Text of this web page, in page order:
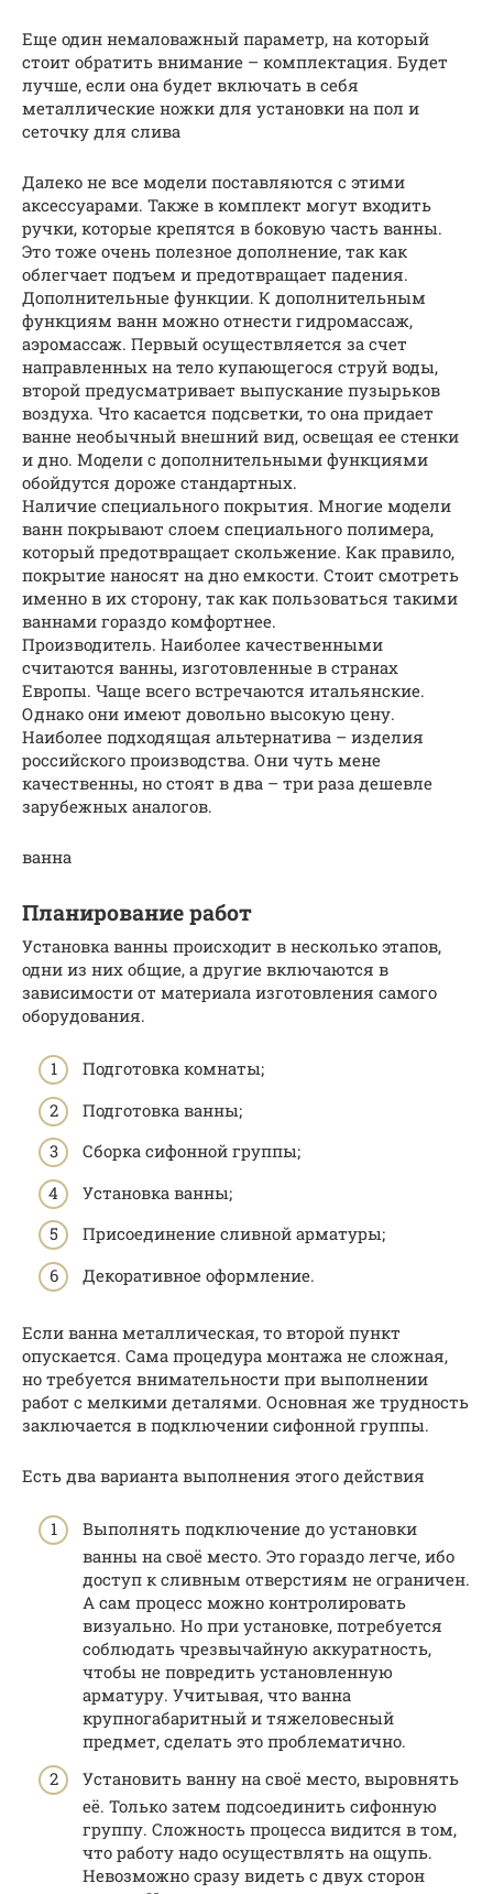
Еще один немаловажный параметр, на который
стоит обратить внимание – комплектация. Будет
лучше, если она будет включать в себя
металлические ножки для установки на пол и
сеточку для слива
Далеко не все модели поставляются с этими
аксессуарами. Также в комплект могут входить
ручки, которые крепятся в боковую часть ванны.
Это тоже очень полезное дополнение, так как
облегчает подъем и предотвращает падения.
Дополнительные функции. К дополнительным
функциям ванн можно отнести гидромассаж,
аэромассаж. Первый осуществляется за счет
направленных на тело купающегося струй воды,
второй предусматривает выпускание пузырьков
воздуха. Что касается подсветки, то она придает
ванне необычный внешний вид, освещая ее стенки
и дно. Модели с дополнительными функциями
обойдутся дороже стандартных.
Наличие специального покрытия. Многие модели
ванн покрывают слоем специального полимера,
который предотвращает скольжение. Как правило,
покрытие наносят на дно емкости. Стоит смотреть
именно в их сторону, так как пользоваться такими
ваннами гораздо комфортнее.
Производитель. Наиболее качественными
считаются ванны, изготовленные в странах
Европы. Чаще всего встречаются итальянские.
Однако они имеют довольно высокую цену.
Наиболее подходящая альтернатива – изделия
российского производства. Они чуть мене
качественны, но стоят в два – три раза дешевле
зарубежных аналогов.
ванна
Планирование работ
Установка ванны происходит в несколько этапов,
одни из них общие, а другие включаются в
зависимости от материала изготовления самого
оборудования.
Подготовка комнаты;
Подготовка ванны;
Сборка сифонной группы;
Установка ванны;
Присоединение сливной арматуры;
Декоративное оформление.
Если ванна металлическая, то второй пункт
опускается. Сама процедура монтажа не сложная,
но требуется внимательности при выполнении
работ с мелкими деталями. Основная же трудность
заключается в подключении сифонной группы.
Есть два варианта выполнения этого действия
Выполнять подключение до установки
ванны на своё место. Это гораздо легче, ибо
доступ к сливным отверстиям не ограничен.
А сам процесс можно контролировать
визуально. Но при установке, потребуется
соблюдать чрезвычайную аккуратность,
чтобы не повредить установленную
арматуру. Учитывая, что ванна
крупногабаритный и тяжеловесный
предмет, сделать это проблематично.
Установить ванну на своё место, выровнять
её. Только затем подсоединить сифонную
группу. Сложность процесса видится в том,
что работу надо осуществлять на ощупь.
Невозможно сразу видеть с двух сторон